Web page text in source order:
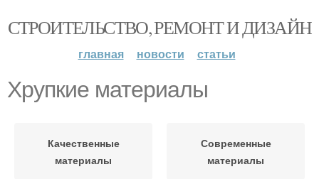
СТРОИТЕЛЬСТВО, РЕМОНТ И ДИЗАЙН
главная новости статьи
Хрупкие материалы
Качественные
материалы
Современные
материалы